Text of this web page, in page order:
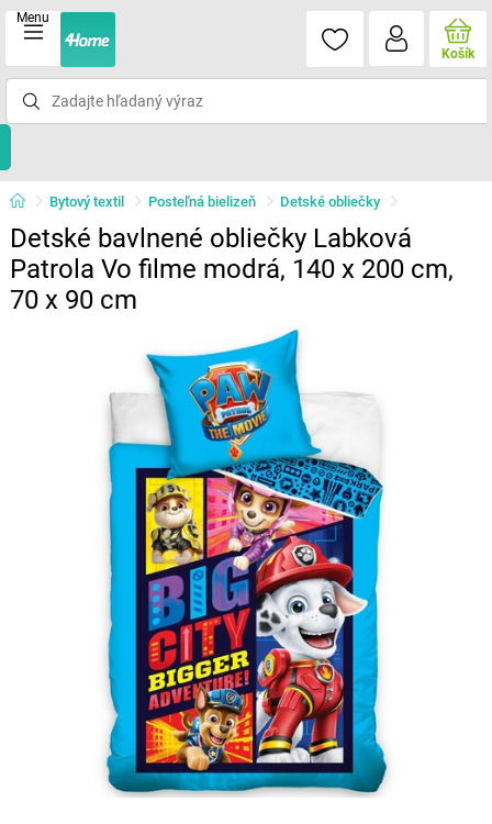
Menu
Košík
Bytový textil Posteľná bielizeň Detské obliečky
Detské bavlnené obliečky Labková
Patrola Vo filme modrá, 140 x 200 cm,
70 x 90 cm